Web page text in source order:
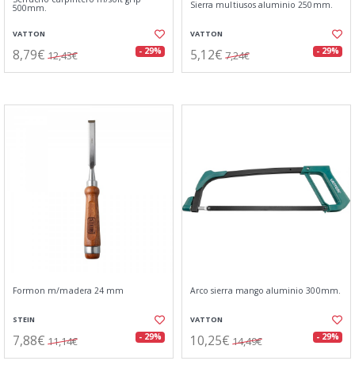
500mm.
VATTON
8,79€ 12,43€ - 29%
Sierra multiusos aluminio 250mm.
VATTON
5,12€ 7,24€ - 29%
Formon m/madera 24 mm
STEIN
7,88€ 11,14€ - 29%
Arco sierra mango aluminio 300mm.
VATTON
10,25€ 14,49€ - 29%